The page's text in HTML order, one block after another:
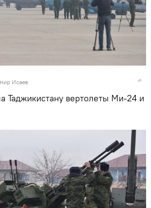
Исаев
Таджикистану вертолеты Ми-24 и